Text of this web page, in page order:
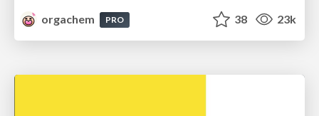
orgachem
PRO 38 23k